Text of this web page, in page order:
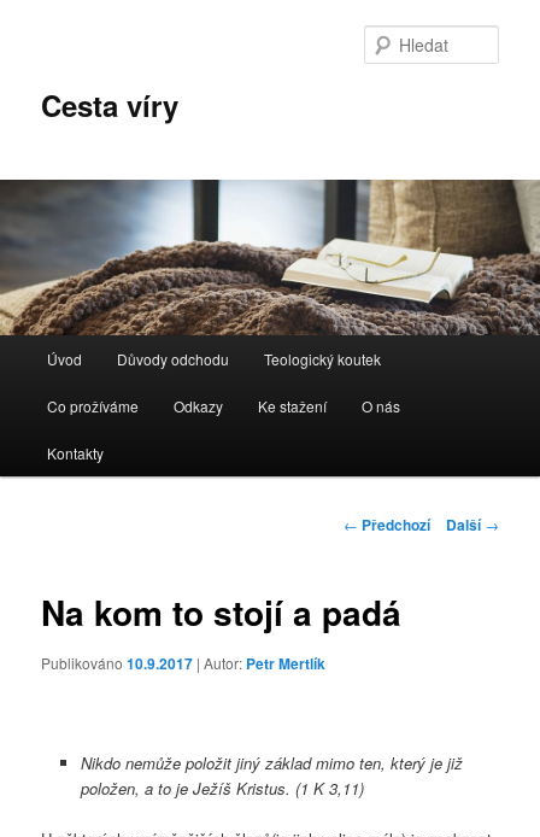
Cesta víry
Hlavní navigační menu
Přejít k hlavnímu obsahu webu
Úvod Důvody odchodu Teologický koutek
Co prožíváme Odkazy Ke stažení O nás
Kontakty
Navigace pro
← Předchozí Další→
Na kom to stojí a padá
Publikováno10.9.2017 | Autor: Petr Mertlík
Nikdo nemůže položit jiný základ mimo ten, který je již
položen, a to je Ježíš Kristus. (1 K 3,11)